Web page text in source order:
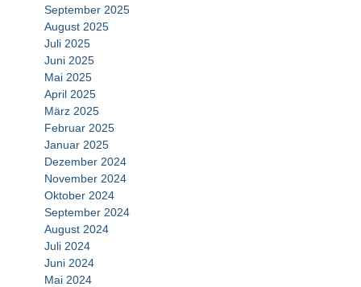
September 2025
August 2025
Juli 2025
Juni 2025
Mai 2025
April 2025
März 2025
Februar 2025
Januar 2025
Dezember 2024
November 2024
Oktober 2024
September 2024
August 2024
Juli 2024
Juni 2024
Mai 2024